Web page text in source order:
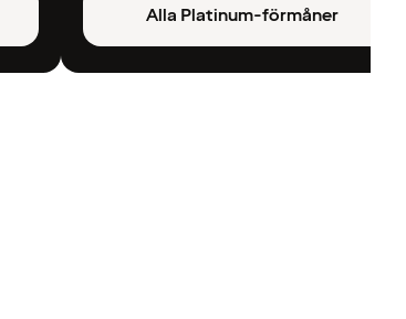
Alla Platinum-förmåner